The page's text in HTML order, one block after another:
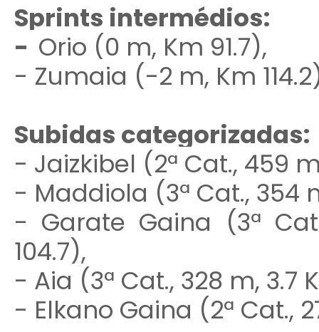
Sprints intermédios:
- Orio (0 m, Km 91.7),
- Zumaia (-2 m, Km
Subidas categorizadas:
- Jaizkibel (2ª Cat., 459
- Maddiola (3ª Cat., 354
- Garate Gaina (3ª
104.7),
- Aia (3ª Cat., 328 m, 3.7
- Elkano Gaina (2ª Cat.,